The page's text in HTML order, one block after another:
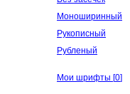
Моноширинный
Рукописный
Рубленый
Мои шрифты [0]